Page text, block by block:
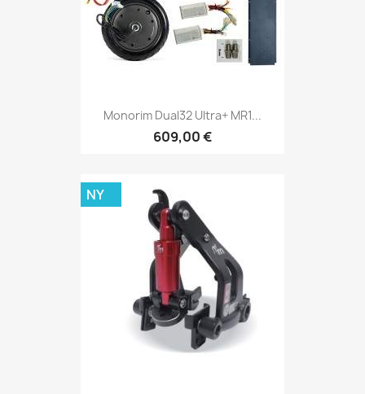
Monorim Dual32 Ultra+ MR1...
609,00 €
NY